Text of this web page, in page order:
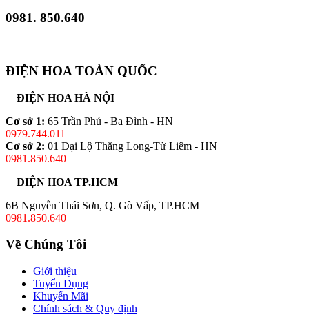
0981. 850.640
ĐIỆN HOA TOÀN QUỐC
ĐIỆN HOA HÀ NỘI
Cơ sở 1: 65 Trần Phú - Ba Đình - HN
0979.744.011
Cơ sở 2: 01 Đại Lộ Thăng Long-Từ Liêm - HN
0981.850.640
ĐIỆN HOA TP.HCM
6B Nguyễn Thái Sơn, Q. Gò Vấp, TP.HCM
0981.850.640
Về Chúng Tôi
Giới thiệu
Tuyển Dụng
Khuyến Mãi
Chính sách & Quy định